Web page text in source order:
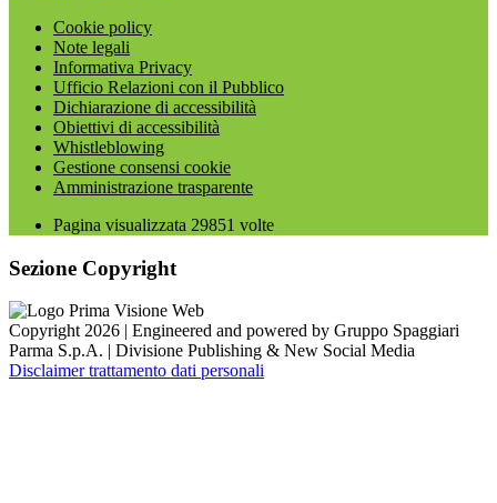
Cookie policy
Note legali
Informativa Privacy
Ufficio Relazioni con il Pubblico
Dichiarazione di accessibilità
Obiettivi di accessibilità
Whistleblowing
Gestione consensi cookie
Amministrazione trasparente
Pagina visualizzata 29851 volte
Sezione Copyright
Copyright 2026 | Engineered and powered by Gruppo Spaggiari
Parma S.p.A. | Divisione Publishing & New Social Media
Disclaimer trattamento dati personali